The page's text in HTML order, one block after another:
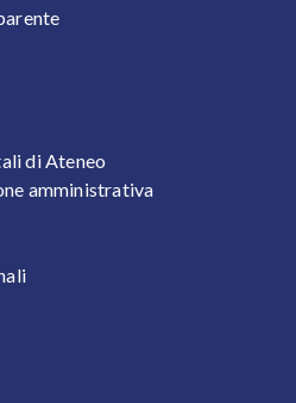
di Ateneo
amministrativa